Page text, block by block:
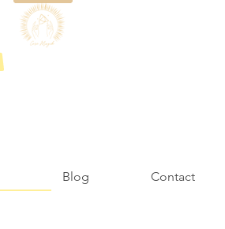
Blog Contact